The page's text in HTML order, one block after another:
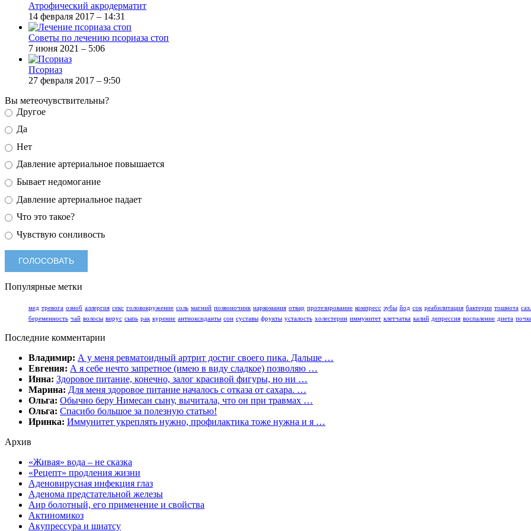
Атрофический акродерматит
14 февраля 2017 – 14:31
Советы по лечению псориаза стоп
7 июня 2021 – 5:06
Псориаз
27 февраля 2017 – 9:50
Вы метеочувствительны?
Другое
Да
Нет
Давление артериальное повышается
Бывает недомогание
Давление артериальное падает
Что это такое?
Чувствую сонливость
Популярные метки
мед тревога озноб аллергия секс головокружение соль магний позвоночник наркомания отвар протезирование компресс зубы йод сок реабилитация бактерии тошнота
беременность чай волосы вирус сыпь рак курение антиоксиданты сон суставы фрукты усталость холестерин иммунитет клетчатка калий депрессия воспаление диета
Последние комментарии
Владимир: А у меня ревматоидный артрит достиг своего пика. Дальше …
Евгения: А я себе нечто запретное (имею в виду сладкое) позволяю …
Инна: Здоровое питание, конечно, залог красивой фигуры, но ни …
Марина: Для меня здоровое питание началось с отказа от сахара. …
Ольга: Обычно беру Нимесан сыну, вычитала, что он при травмах …
Ольга: Спасибо большое за полезную статью!
Иринка: Иммунитет укреплять нужно, профилактика тоже нужна и я …
Архив
«Живая» вода – не сказка
«Рецепт» продления жизни
Аденовирусная инфекция глаз
Аденома предстательной железы
Аир болотный, его применение и свойства
Актиномикоз
Акупрессура и шиатсу